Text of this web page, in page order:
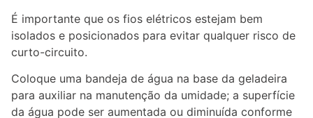
É importante que os fios elétricos estejam bem
isolados e posicionados para evitar qualquer risco de
curto-circuito.
Coloque uma bandeja de água na base da geladeira
para auxiliar na manutenção da umidade; a superfície
da água pode ser aumentada ou diminuída conforme